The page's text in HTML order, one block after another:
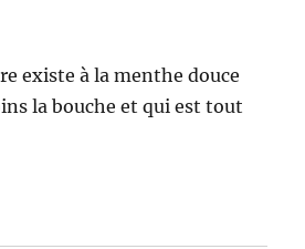
existe à la menthe douce
la bouche et qui est tout